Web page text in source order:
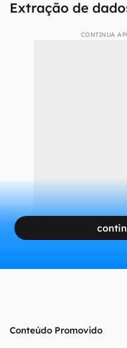
Extração de
CONTINUA